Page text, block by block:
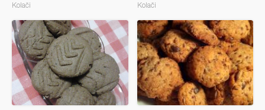
Kolači Kolači